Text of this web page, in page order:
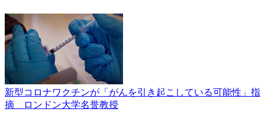
新型コロナワクチンが「がんを引き起こしている可能性」指
摘 ロンドン大学名誉教授